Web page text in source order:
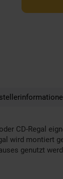
CD-Regal
wird
genutzt